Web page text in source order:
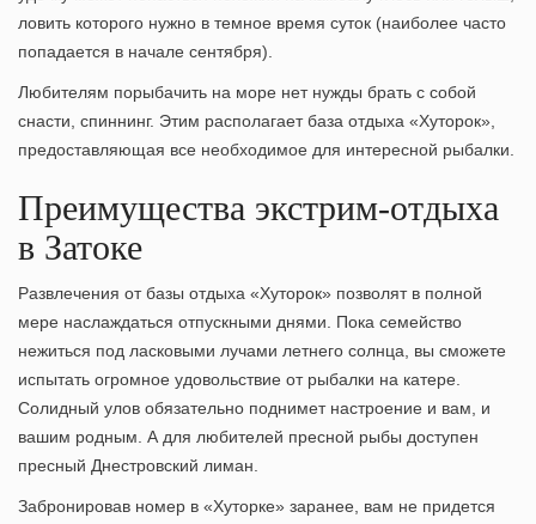
ловить которого нужно в темное время суток (наиболее часто
попадается в начале сентября).
Любителям порыбачить на море нет нужды брать с собой
снасти, спиннинг. Этим располагает база отдыха «Хуторок»,
предоставляющая все необходимое для интересной рыбалки.
Преимущества экстрим-отдыха
в Затоке
Развлечения от базы отдыха «Хуторок» позволят в полной
мере наслаждаться отпускными днями. Пока семейство
нежиться под ласковыми лучами летнего солнца, вы сможете
испытать огромное удовольствие от рыбалки на катере.
Солидный улов обязательно поднимет настроение и вам, и
вашим родным. А для любителей пресной рыбы доступен
пресный Днестровский лиман.
Забронировав номер в «Хуторке» заранее, вам не придется